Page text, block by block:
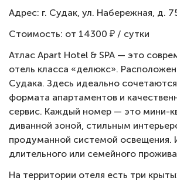
Адрес: г. Судак, ул. Набережная, д.
Стоимость: от 14300 ₽ / сутки
Атлас Apart Hotel & SPA — это
отель класса «делюкс».
Судака. Здесь идеально
формата апартаментов и
сервис. Каждый номер — это мини-
диванной зоной, стильным
продуманной системой освещения.
длительного или семейного
На территории отеля есть три